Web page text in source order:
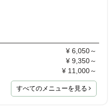
¥ 6,050～
¥ 9,350～
¥ 11,000～
すべてのメニューを見る